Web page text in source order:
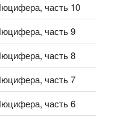
часть 10
часть 9
часть 8
часть 7
часть 6